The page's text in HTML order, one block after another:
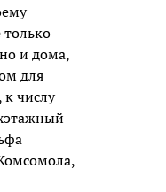
и дома,
для
числу